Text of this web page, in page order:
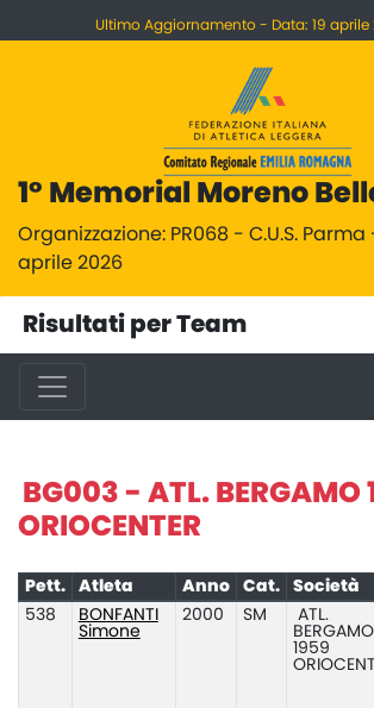
Ultimo Aggiornamento - Data: 19 aprile
1° Memorial Moreno
Organizzazione: PR068 - C.U.S. Parma
aprile 2026
Risultati per Team
BG003 - ATL. BERGAMO
ORIOCENTER
Pett. Atleta Anno Cat. Società
538
BONFANTI
Simone
2000 SM
ATL.
BERGAMO
1959